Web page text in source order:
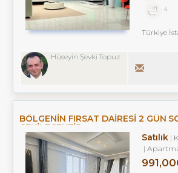
4
Hüseyin Şevki Topuz
BÖLGENIN FIRSAT DAIRESI 2 GÜN
ÇEKILECEKTIR.
Satılık